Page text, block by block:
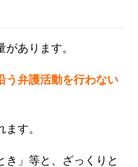
あります。
う弁護活動を行わない
す。
き」等と、ざっくりと